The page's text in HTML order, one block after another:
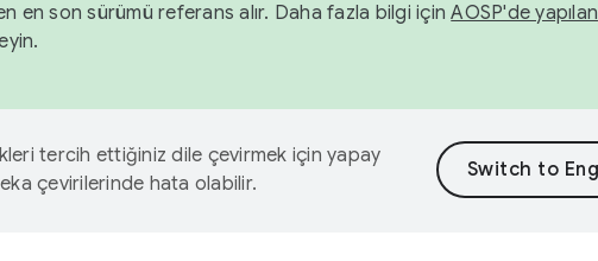
en son sürümü referans alır. Daha fazla bilgi içinAOSP'de yapılan
tercih ettiğiniz dile çevirmek için yapay
çevirilerinde hata olabilir.